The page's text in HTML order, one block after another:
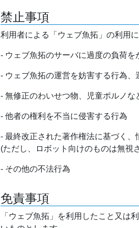
禁止事項
利用者による「ウェブ魚拓」の利用
- ウェブ魚拓のサーバに過度の負荷を
- ウェブ魚拓の運営を妨害する行為
- 無修正のわいせつ物、児童ポルノな
- 他者の権利を不当に侵害する行為
- 最終改正された著作権法に基づく、
(ただし、ロボット向けのものは無視
- その他の不法行為
免責事項
「ウェブ魚拓」を利用したこと又は